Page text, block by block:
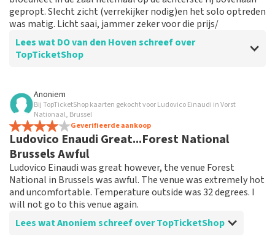
gepropt. Slecht zicht (verrekijker nodig)en het solo optreden
was matig. Licht saai, jammer zeker voor die prijs/
Lees wat DO van den Hoven schreef over
TopTicketShop
Beoordeling van DO van den Hoven over
Teleurstelling
Had kaarten via een doorverkoper, helaas slechte
kaarten. beter dat je dan echt weet waar je zit ipv
kaarten te kopen en achteraf pas weet wat de plaatsen
zijn. super slecht
Anoniem
Bij TopTicketShop kaarten gekocht voor Ludovico Einaudi in Vorst
Nationaal, Brussel
Geverifieerde aankoop
Ludovico Enaudi Great...Forest National
Brussels Awful
Ludovico Einaudi was great however, the venue Forest
National in Brussels was awful. The venue was extremely hot
and uncomfortable. Temperature outside was 32 degrees. I
will not go to this venue again.
Lees wat Anoniem schreef over TopTicketShop